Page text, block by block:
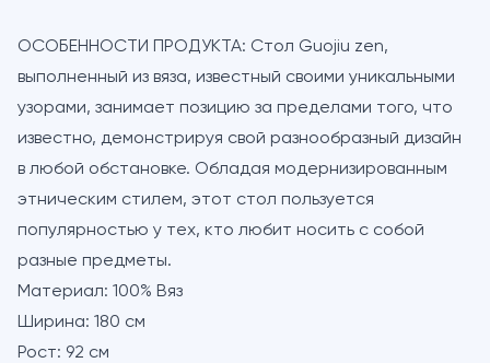
ОСОБЕННОСТИ ПРОДУКТА: Стол Guojiu zen,
выполненный из вяза, известный своими уникальными
узорами, занимает позицию за пределами того, что
известно, демонстрируя свой разнообразный дизайн
в любой обстановке. Обладая модернизированным
этническим стилем, этот стол пользуется
популярностью у тех, кто любит носить с собой
разные предметы.
Материал: 100% Вяз
Ширина: 180 см
Рост: 92 см